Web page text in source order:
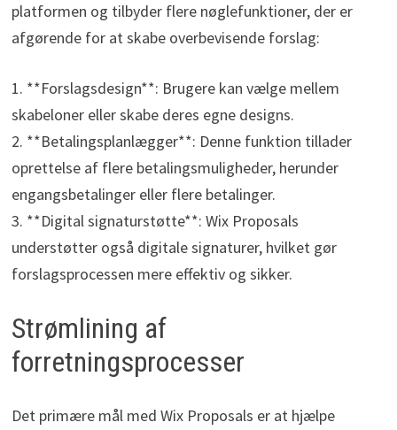
platformen og tilbyder flere nøglefunktioner, der er
afgørende for at skabe overbevisende forslag:
1. **Forslagsdesign**: Brugere kan vælge mellem
skabeloner eller skabe deres egne designs.
2. **Betalingsplanlægger**: Denne funktion tillader
oprettelse af flere betalingsmuligheder, herunder
engangsbetalinger eller flere betalinger.
3. **Digital signaturstøtte**: Wix Proposals
understøtter også digitale signaturer, hvilket gør
forslagsprocessen mere effektiv og sikker.
Strømlining af
forretningsprocesser
Det primære mål med Wix Proposals er at hjælpe